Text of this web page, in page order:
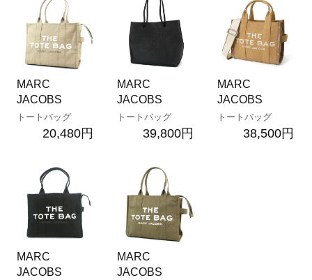
MARC
JACOBS
トートバッグ
20,480円
MARC
JACOBS
トートバッグ
39,800円
MARC
JACOBS
トートバッグ
38,500円
MARC
JACOBS
MARC
JACOBS